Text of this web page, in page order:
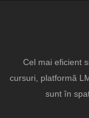
Cel mai eficient
cursuri, platformă
sunt în